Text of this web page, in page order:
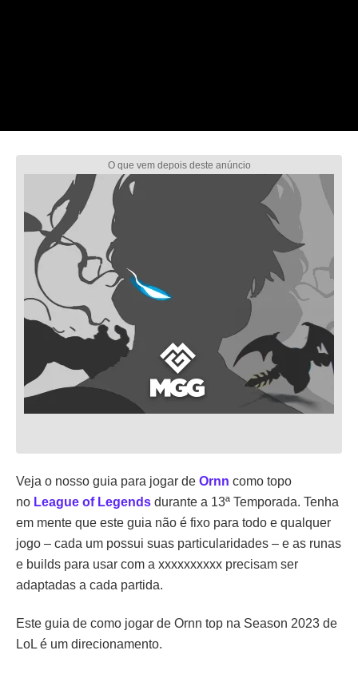
Veja o nosso guia para jogar de Ornn como topo
no League of Legends durante a 13ª Temporada. Tenha
em mente que este guia não é fixo para todo e qualquer
jogo – cada um possui suas particularidades – e as runas
e builds para usar com a xxxxxxxxxx precisam ser
adaptadas a cada partida.
Este guia de como jogar de Ornn top na Season 2023 de
LoL é um direcionamento.